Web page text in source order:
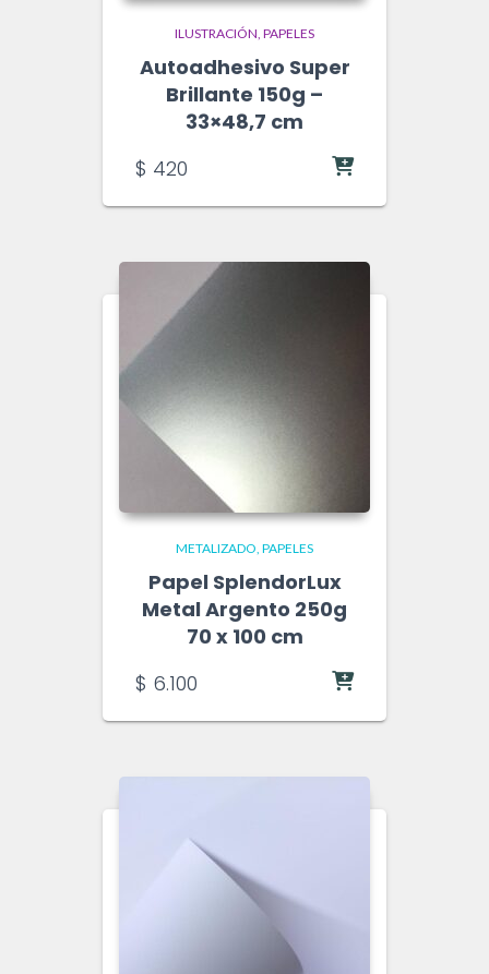
ILUSTRACIÓN PAPELES
Autoadhesivo Super
Brillante 150g –
33×48,7 cm
$ 420
METALIZADO PAPELES
Papel SplendorLux
Metal Argento 250g
70 x 100 cm
$ 6.100